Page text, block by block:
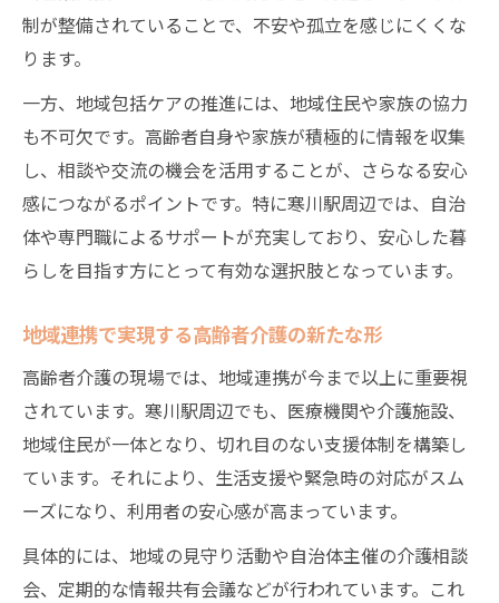
高齢者介護の視点で考える自宅生活の工夫
高齢者介護現場で大切にしたい利用者の希
望
高齢者介護のネットワークが支える安心の
高齢化と向き合うための目標設定ポイント
高齢者介護の課題に向き合う具体的な目標
とは
高齢者介護の現場で活きる数値目標の決め
方
高齢者介護の目標に必要な家族との連携と
は
高齢者介護で目標達成を支える仕組み作り
現場のモチベーションを支える介護目標の工夫
制が整備されていることで、不安や孤立を感じにくくな
ります。
一方、地域包括ケアの推進には、地域住民や家族の協力
も不可欠です。高齢者自身や家族が積極的に情報を収集
し、相談や交流の機会を活用することが、さらなる安心
感につながるポイントです。特に寒川駅周辺では、自治
体や専門職によるサポートが充実しており、安心した暮
らしを目指す方にとって有効な選択肢となっています。
地域連携で実現する高齢者介護の新たな形
高齢者介護の現場では、地域連携が今まで以上に重要視
されています。寒川駅周辺でも、医療機関や介護施設、
地域住民が一体となり、切れ目のない支援体制を構築し
ています。それにより、生活支援や緊急時の対応がスム
ーズになり、利用者の安心感が高まっています。
具体的には、地域の見守り活動や自治体主催の介護相談
会、定期的な情報共有会議などが行われています。これ